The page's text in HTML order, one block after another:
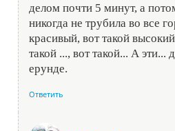
делом почти 5 минут, а
никогда не трубила во все
красивый, вот такой
такой ..., вот такой... А эти...
ерунде.
Ответить